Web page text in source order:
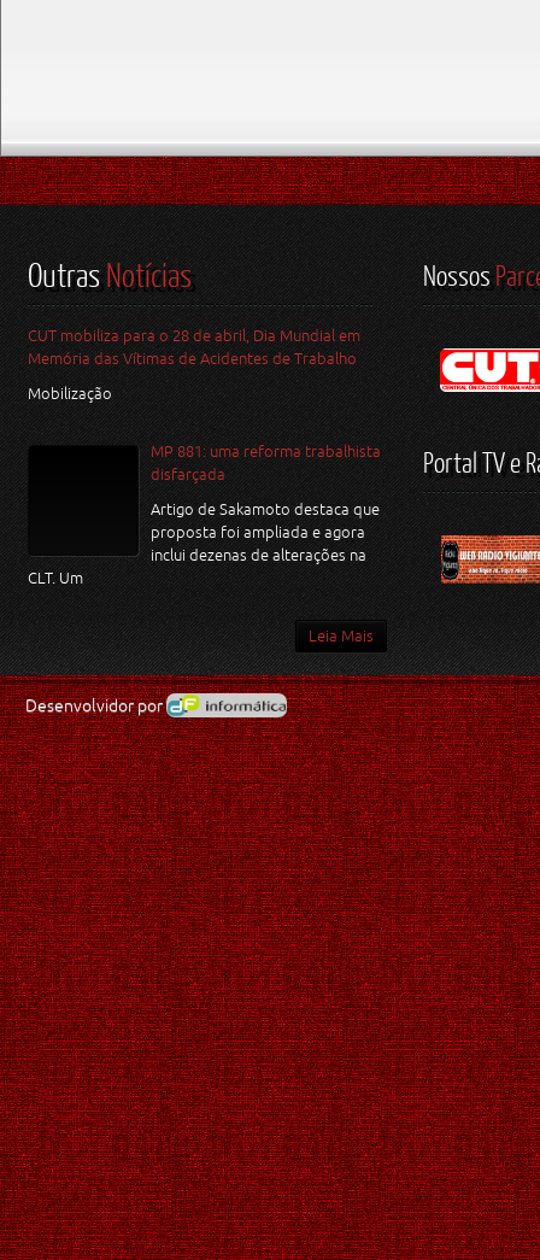
OutrasNotícias
CUT mobiliza para o 28 de abril, Dia Mundial em
Memória das Vítimas de Acidentes de Trabalho
Mobilização
MP 881: uma reforma trabalhista
disfarçada
Artigo de Sakamoto destaca que
proposta foi ampliada e agora
inclui dezenas de alterações na
CLT. Um
Leia Mais
Nossos
Portal TV e
Desenvolvidor por